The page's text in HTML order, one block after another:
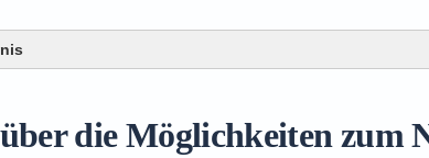
rund um das Nachholen des
die Möglichkeiten zum